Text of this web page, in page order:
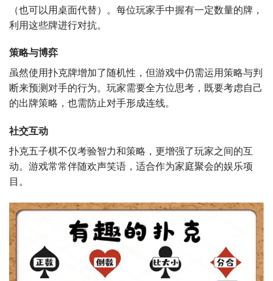
（也可以用桌面代替）。每位玩家手中握有一定数量的牌，
利用这些牌进行对抗。
策略与博弈
虽然使用扑克牌增加了随机性，但游戏中仍需运用策略与判
断来预测对手的行为。玩家需要全方位思考，既要考虑自己
的出牌策略，也需防止对手形成连线。
社交互动
扑克五子棋不仅考验智力和策略，更增强了玩家之间的互
动。游戏常常伴随欢声笑语，适合作为家庭聚会的娱乐项
目。